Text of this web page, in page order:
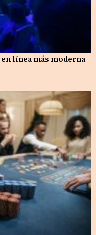
línea más moderna